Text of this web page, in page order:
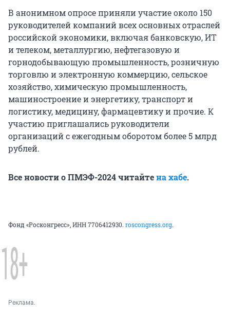
В анонимном опросе приняли участие около 150
руководителей компаний всех основных отраслей
российской экономики, включая банковскую, ИТ
и телеком, металлургию, нефтегазовую и
горнодобывающую промышленность, розничную
торговлю и электронную коммерцию, сельское
хозяйство, химическую промышленность,
машиностроение и энергетику, транспорт и
логистику, медицину, фармацевтику и прочие. К
участию приглашались руководители
организаций с ежегодным оборотом более 5 млрд
рублей.
Все новости о ПМЭФ-2024 читайтена хабе.
Фонд «Росконгресс», ИНН 7706412930. roscongress.org.
Реклама.